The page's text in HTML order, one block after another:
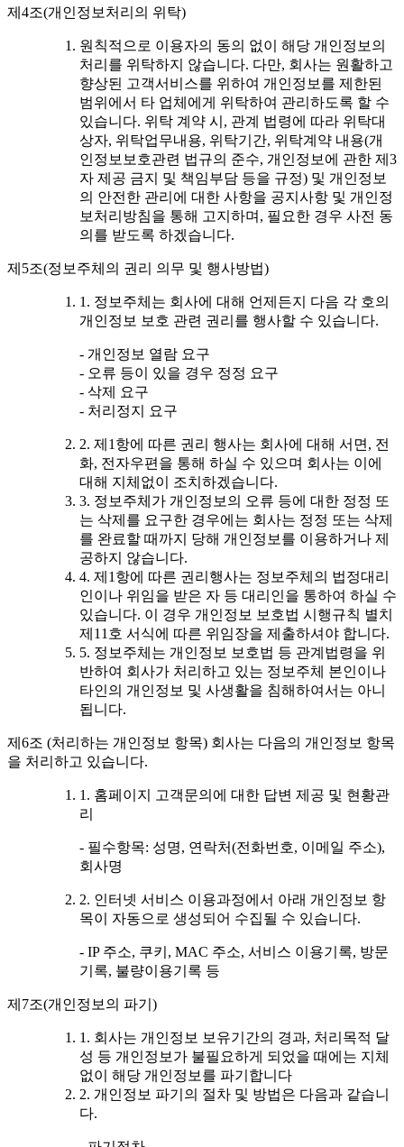
제4조(개인정보처리의 위탁)
원칙적으로 이용자의 동의 없이 해당 개인정보의
처리를 위탁하지 않습니다. 다만, 회사는 원활하고
향상된 고객서비스를 위하여 개인정보를 제한된
범위에서 타 업체에게 위탁하여 관리하도록 할 수
있습니다. 위탁 계약 시, 관계 법령에 따라 위탁대
상자, 위탁업무내용, 위탁기간, 위탁계약 내용(개
인정보보호관련 법규의 준수, 개인정보에 관한 제3
자 제공 금지 및 책임부담 등을 규정) 및 개인정보
의 안전한 관리에 대한 사항을 공지사항 및 개인정
보처리방침을 통해 고지하며, 필요한 경우 사전 동
의를 받도록 하겠습니다.
제5조(정보주체의 권리 의무 및 행사방법)
1. 정보주체는 회사에 대해 언제든지 다음 각 호의
개인정보 보호 관련 권리를 행사할 수 있습니다.
- 개인정보 열람 요구
- 오류 등이 있을 경우 정정 요구
- 삭제 요구
- 처리정지 요구
2. 제1항에 따른 권리 행사는 회사에 대해 서면, 전
화, 전자우편을 통해 하실 수 있으며 회사는 이에
대해 지체없이 조치하겠습니다.
3. 정보주체가 개인정보의 오류 등에 대한 정정 또
는 삭제를 요구한 경우에는 회사는 정정 또는 삭제
를 완료할 때까지 당해 개인정보를 이용하거나 제
공하지 않습니다.
4. 제1항에 따른 권리행사는 정보주체의 법정대리
인이나 위임을 받은 자 등 대리인을 통하여 하실 수
있습니다. 이 경우 개인정보 보호법 시행규칙 별치
제11호 서식에 따른 위임장을 제출하셔야 합니다.
5. 정보주체는 개인정보 보호법 등 관계법령을 위
반하여 회사가 처리하고 있는 정보주체 본인이나
타인의 개인정보 및 사생활을 침해하여서는 아니
됩니다.
제6조 (처리하는 개인정보 항목) 회사는 다음의 개인정보 항목
을 처리하고 있습니다.
1. 홈페이지 고객문의에 대한 답변 제공 및 현황관
리
- 필수항목: 성명, 연락처(전화번호, 이메일 주소),
회사명
2. 인터넷 서비스 이용과정에서 아래 개인정보 항
목이 자동으로 생성되어 수집될 수 있습니다.
- IP 주소, 쿠키, MAC 주소, 서비스 이용기록, 방문
기록, 불량이용기록 등
제7조(개인정보의 파기)
1. 회사는 개인정보 보유기간의 경과, 처리목적 달
성 등 개인정보가 불필요하게 되었을 때에는 지체
없이 해당 개인정보를 파기합니다
2. 개인정보 파기의 절차 및 방법은 다음과 같습니
다.